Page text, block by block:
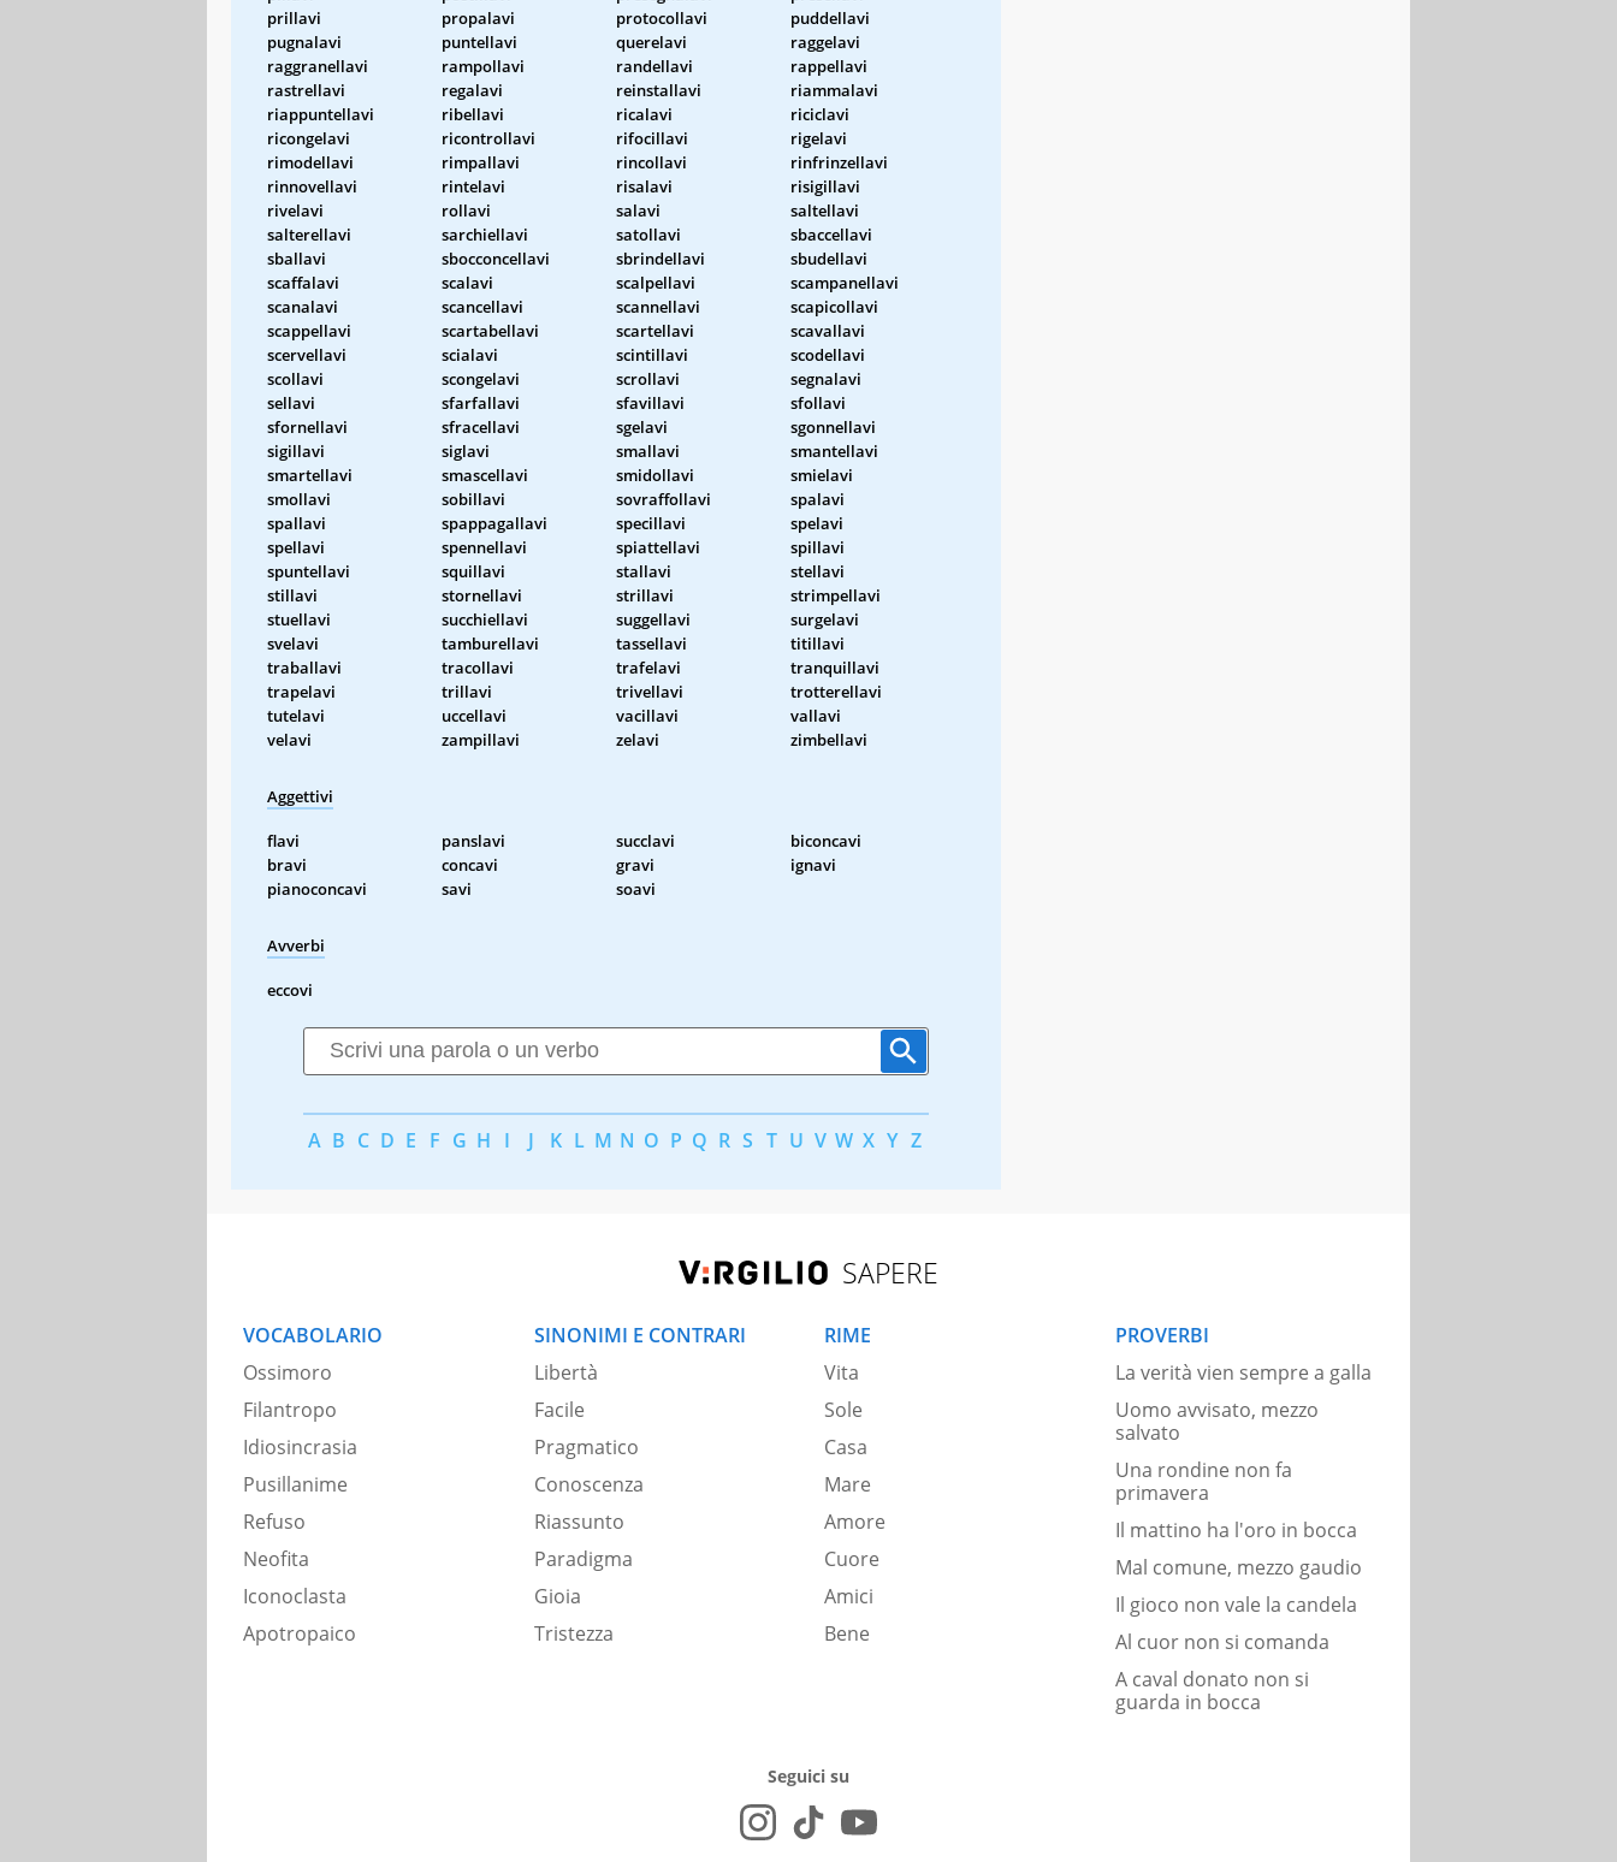
prillavi
propalavi protocollavi
puddellavi
pugnalavi
puntellavi querelavi
raggelavi
raggranellavi
rampollavi randellavi
rappellavi
rastrellavi
regalavi reinstallavi
riammalavi
riappuntellavi
ribellavi ricalavi
riciclavi
ricongelavi
ricontrollavi rifocillavi
rigelavi
rimodellavi
rimpallavi rincollavi
rinfrinzellavi
rinnovellavi
rintelavi risalavi
risigillavi
rivelavi
rollavi salavi
saltellavi
salterellavi
sarchiellavi satollavi
sbaccellavi
sballavi
sbocconcellavi sbrindellavi
sbudellavi
scaffalavi
scalavi scalpellavi
scampanellavi
scanalavi
scancellavi scannellavi
scapicollavi
scappellavi
scartabellavi scartellavi
scavallavi
scervellavi
scialavi scintillavi
scodellavi
scollavi
scongelavi scrollavi
segnalavi
sellavi
sfarfallavi sfavillavi
sfollavi
sfornellavi
sfracellavi sgelavi
sgonnellavi
sigillavi
siglavi smallavi
smantellavi
smartellavi
smascellavi smidollavi
smielavi
smollavi
sobillavi sovraffollavi
spalavi
spallavi
spappagallavi specillavi
spelavi
spellavi
spennellavi spiattellavi
spillavi
spuntellavi
squillavi stallavi
stellavi
stillavi
stornellavi strillavi
strimpellavi
stuellavi
succhiellavi suggellavi
surgelavi
svelavi
tamburellavi tassellavi
titillavi
traballavi
tracollavi trafelavi
tranquillavi
trapelavi
trillavi trivellavi
trotterellavi
tutelavi
uccellavi vacillavi
vallavi
velavi
zampillavi zelavi zimbellavi
Aggettivi
flavi panslavi succlavi
biconcavi
bravi
concavi gravi
ignavi
pianoconcavi
savi soavi
Avverbi
eccovi
A B C D E F G H I J K L M N O P Q R S T U V W X Y Z
SAPERE
VOCABOLARIO
Ossimoro
Filantropo
Idiosincrasia
Pusillanime
Refuso
Neofita
Iconoclasta
Apotropaico
SINONIMI E CONTRARI
Libertà
Facile
Pragmatico
Conoscenza
Riassunto
Paradigma
Gioia
Tristezza
RIME
Vita
Sole
Casa
Mare
Amore
Cuore
Amici
Bene
PROVERBI
La verità vien sempre a galla
Uomo avvisato, mezzo
salvato
Una rondine non fa
primavera
Il mattino ha l'oro in bocca
Mal comune, mezzo gaudio
Il gioco non vale la candela
Al cuor non si comanda
A caval donato non si
guarda in bocca
Seguici su